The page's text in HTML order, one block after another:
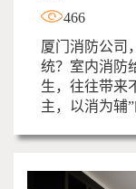
466
厦门消防公司
统？室内消防
生，往往带来
主，以消为辅”